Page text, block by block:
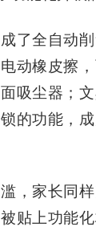
了全自动
动橡皮擦
吸尘器；
的功能，
，家长同
贴上功能